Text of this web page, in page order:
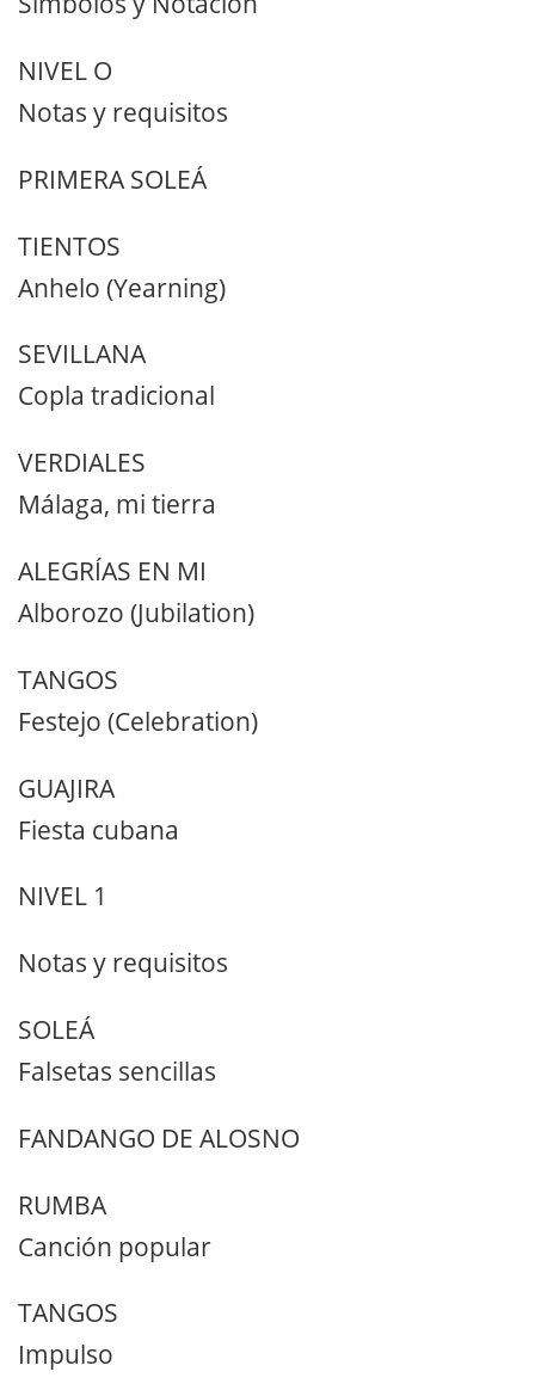
NIVEL O
Notas y requisitos
PRIMERA SOLEÁ
TIENTOS
Anhelo (Yearning)
SEVILLANA
Copla tradicional
VERDIALES
Málaga, mi tierra
ALEGRÍAS EN MI
Alborozo (Jubilation)
TANGOS
Festejo (Celebration)
GUAJIRA
Fiesta cubana
NIVEL 1
Notas y requisitos
SOLEÁ
Falsetas sencillas
FANDANGO DE ALOSNO
RUMBA
Canción popular
TANGOS
Impulso